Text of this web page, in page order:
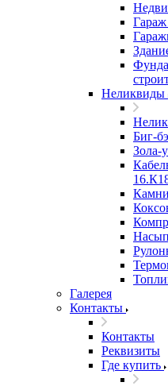
Гараж
Неликвиды
Биг-
Зола-
Галерея
Контакты
Контакты
Реквизиты
Где купить